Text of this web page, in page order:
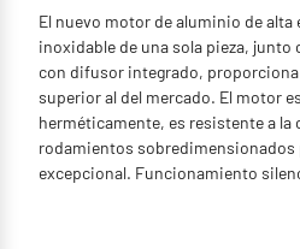
El nuevo motor de aluminio de alta
inoxidable de una sola pieza, junto
con difusor integrado,
superior al del mercado. El motor
herméticamente, es resistente a la
rodamientos sobredimensionados
excepcional. Funcionamiento